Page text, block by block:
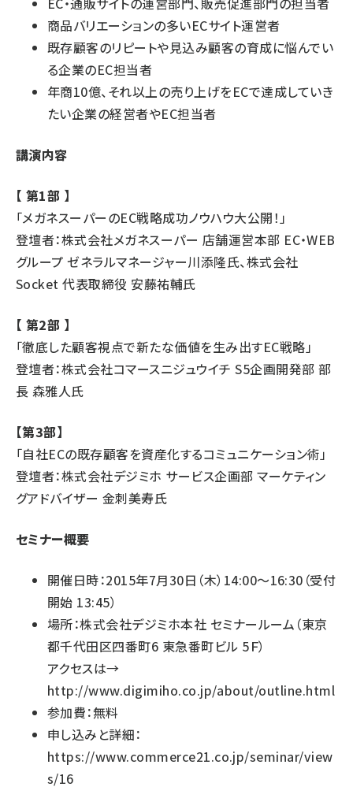
商品バリエーションの多いECサイト運営者
既存顧客のリピートや見込み顧客の育成に悩んでい
る企業のEC担当者
年商10億、それ以上の売り上げをECで達成していき
たい企業の経営者やEC担当者
講演内容
【 第1部 】
「メガネスーパーのEC戦略成功ノウハウ大公開！」
登壇者：株式会社メガネスーパー 店舗運営本部 EC・WEB
グループ ゼネラルマネージャー川添隆氏、株式会社
Socket 代表取締役 安藤祐輔氏
【 第2部 】
「徹底した顧客視点で新たな価値を生み出すEC戦略」
登壇者：株式会社コマースニジュウイチ S5企画開発部 部
長 森雅人氏
【第3部】
「自社ECの既存顧客を資産化するコミュニケーション術」
登壇者：株式会社デジミホ サービス企画部 マーケティン
グアドバイザー 金刺美寿氏
セミナー概要
開催日時：2015年7月30日（木）14:00～16:30（受付
開始 13:45）
場所：株式会社デジミホ本社 セミナールーム（東京
都千代田区四番町6 東急番町ビル 5Ｆ）
アクセスは→
http://www.digimiho.co.jp/about/outline.html
参加費：無料
申し込みと詳細：
https://www.commerce21.co.jp/seminar/view
s/16